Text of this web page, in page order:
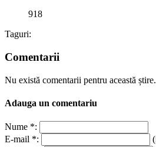
918
Taguri:
Comentarii
Nu există comentarii pentru această știre.
Adauga un comentariu
Nume *:
E-mail *: